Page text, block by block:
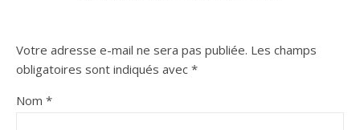
Votre adresse e-mail ne sera pas publiée. Les champs
obligatoires sont indiqués avec *
Nom *